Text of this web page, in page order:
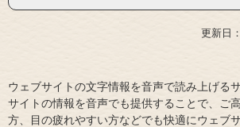
更新日
ウェブサイトの文字情報を音声で読み上げる
サイトの情報を音声でも提供することで、ご
方、目の疲れやすい方などでも快適にウェブ